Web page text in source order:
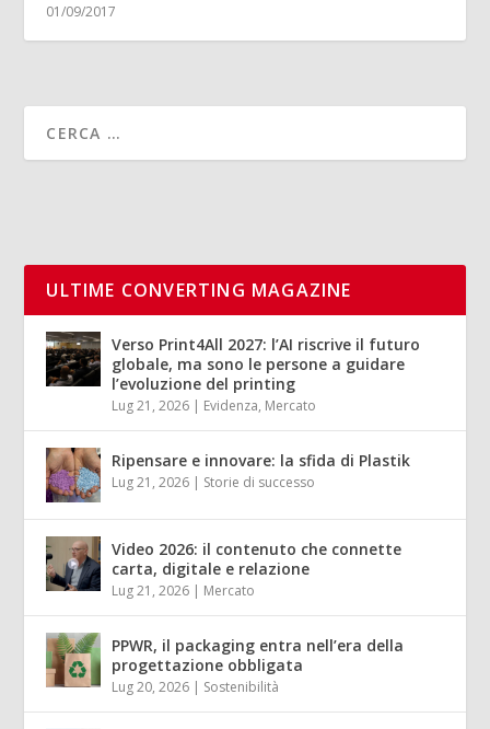
01/09/2017
ULTIME CONVERTING MAGAZINE
Verso Print4All 2027: l’AI riscrive il futuro
globale, ma sono le persone a guidare
l’evoluzione del printing
Lug 21, 2026 | Evidenza, Mercato
Ripensare e innovare: la sfida di Plastik
Lug 21, 2026 | Storie di successo
Video 2026: il contenuto che connette
carta, digitale e relazione
Lug 21, 2026 | Mercato
PPWR, il packaging entra nell’era della
progettazione obbligata
Lug 20, 2026 | Sostenibilità